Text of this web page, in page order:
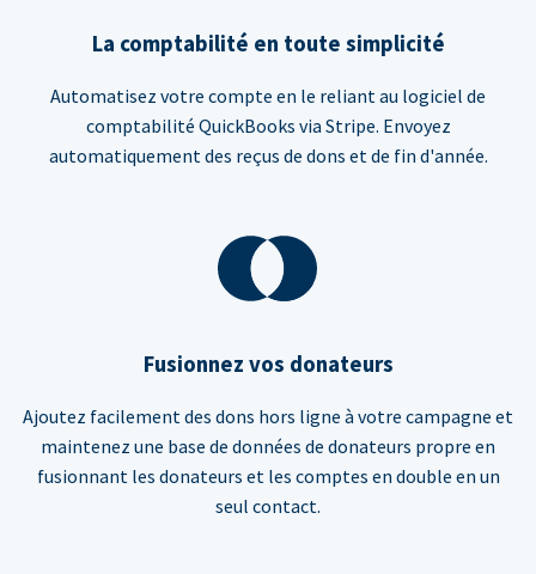
La comptabilité en toute simplicité
Automatisez votre compte en le reliant au logiciel de
comptabilité QuickBooks via Stripe. Envoyez
automatiquement des reçus de dons et de fin d'année.
Fusionnez vos donateurs
Ajoutez facilement des dons hors ligne à votre campagne et
maintenez une base de données de donateurs propre en
fusionnant les donateurs et les comptes en double en un
seul contact.